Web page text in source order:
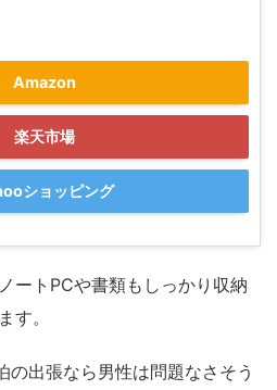
Amazon
楽天市場
ショッピング
ートPCや書類もしっかり収納
す。
出張なら男性は問題なさそう